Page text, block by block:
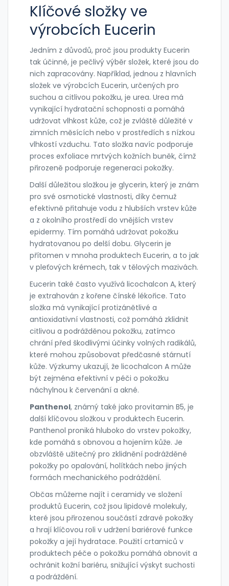
Klíčové složky ve
výrobcích Eucerin
Jedním z důvodů, proč jsou produkty Eucerin
tak účinné, je pečlivý výběr složek, které jsou do
nich zapracovány. Například, jednou z hlavních
složek ve výrobcích Eucerin, určených pro
suchou a citlivou pokožku, je urea. Urea má
vynikající hydratační schopnosti a pomáhá
udržovat vlhkost kůže, což je zvláště důležité v
zimních měsících nebo v prostředích s nízkou
vlhkostí vzduchu. Tato složka navíc podporuje
proces exfoliace mrtvých kožních buněk, čímž
přirozeně podporuje regeneraci pokožky.
Další důležitou složkou je glycerin, který je znám
pro své osmotické vlastnosti, díky čemuž
efektivně přitahuje vodu z hlubších vrstev kůže
a z okolního prostředí do vnějších vrstev
epidermy. Tím pomáhá udržovat pokožku
hydratovanou po delší dobu. Glycerin je
přítomen v mnoha produktech Eucerin, a to jak
v pleťových krémech, tak v tělových mazivách.
Eucerin také často využívá licochalcon A, který
je extrahován z kořene čínské lékořice. Tato
složka má vynikající protizánětlivé a
antioxidativní vlastnosti, což pomáhá zklidnit
citlivou a podrážděnou pokožku, zatímco
chrání před škodlivými účinky volných radikálů,
které mohou způsobovat předčasné stárnutí
kůže. Výzkumy ukazují, že licochalcon A může
být zejména efektivní v péči o pokožku
náchylnou k červenání a akné.
Panthenol, známý také jako provitamin B5, je
další klíčovou složkou v produktech Eucerin.
Panthenol proniká hluboko do vrstev pokožky,
kde pomáhá s obnovou a hojením kůže. Je
obzvláště užitečný pro zklidnění podrážděné
pokožky po opalování, holítkách nebo jiných
formách mechanického podráždění.
Občas můžeme najít i ceramidy ve složení
produktů Eucerin, což jsou lipidové molekuly,
které jsou přirozenou součástí zdravé pokožky
a hrají klíčovou roli v udržení bariérové funkce
pokožky a její hydratace. Použití crtamiců v
produktech péče o pokožku pomáhá obnovit a
ochránit kožní bariéru, snižující výskyt suchosti
a podráždění.